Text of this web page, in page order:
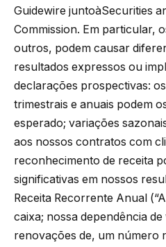
Guidewire juntoàSecurities
Commission. Em particular,
outros, podem causar
resultados expressos ou
declarações prospectivas:
trimestrais e anuais podem
esperado; variações
aos nossos contratos com
reconhecimento de receita
significativas em nossos
Receita Recorrente Anual
caixa; nossa dependência
renovações de, um número